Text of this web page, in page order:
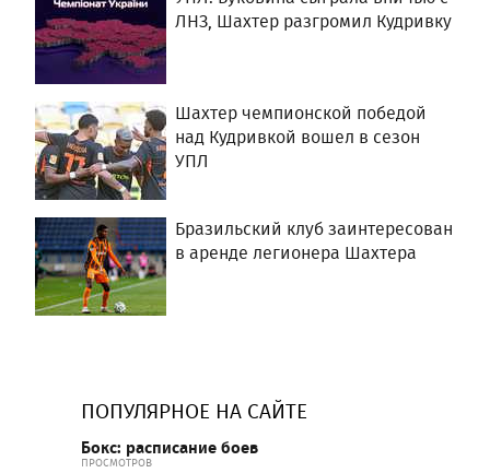
ЛНЗ, Шахтер разгромил Кудривку
Шахтер чемпионской победой
над Кудривкой вошел в сезон
УПЛ
Бразильский клуб заинтересован
в аренде легионера Шахтера
ПОПУЛЯРНОЕ НА САЙТЕ
Бокс: расписание боев
ПРОСМОТРОВ